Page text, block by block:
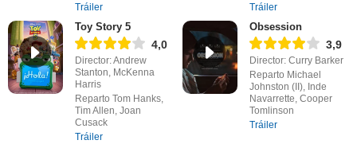
Tráiler
Tráiler
Toy Story 5
4,0
Director: Andrew
Stanton, McKenna
Harris
Reparto Tom Hanks,
Tim Allen, Joan
Cusack
Tráiler
Obsession
3,9
Director: Curry Barker
Reparto Michael
Johnston (II), Inde
Navarrette, Cooper
Tomlinson
Tráiler